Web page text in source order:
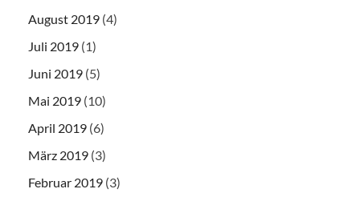
August 2019 (4)
Juli 2019 (1)
Juni 2019 (5)
Mai 2019 (10)
April 2019 (6)
März 2019 (3)
Februar 2019 (3)